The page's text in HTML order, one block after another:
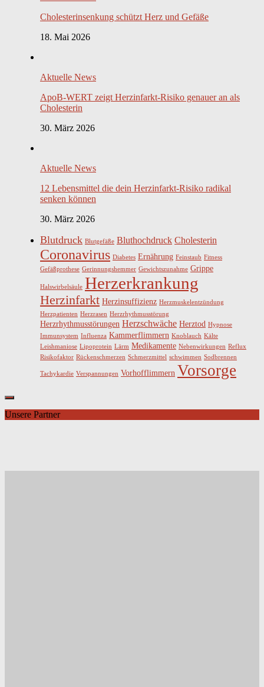
Cholesterinsenkung schützt Herz und Gefäße
18. Mai 2026
Aktuelle News
ApoB-WERT zeigt Herzinfarkt-Risiko genauer an als
Cholesterin
30. März 2026
Aktuelle News
12 Lebensmittel die dein Herzinfarkt-Risiko radikal
senken können
30. März 2026
Blutdruck Blutgefäße Bluthochdruck Cholesterin
Coronavirus Diabetes Ernährung Feinstaub Fitness
Gefäßprothese Gerinnungshemmer Gewichtszunahme Grippe
Halswirbelsäule Herzerkrankung
Herzinfarkt Herzinsuffizienz Herzmuskelentzündung
Herzpatienten Herzrasen Herzrhythmusstörung
Herzrhythmusstörungen Herzschwäche Herztod Hypnose
Immunsystem Influenza Kammerflimmern Knoblauch Kälte
Leishmaniose Lipoprotein Lärm Medikamente Nebenwirkungen Reflux
Risikofaktor Rückenschmerzen Schmerzmittel schwimmen Sodbrennen
Tachykardie Verspannungen Vorhofflimmern Vorsorge
Unsere Partner